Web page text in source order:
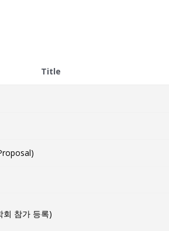
Title
회 참가 등록)